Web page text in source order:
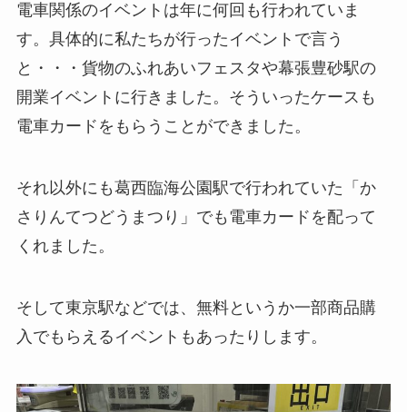
電車関係のイベントは年に何回も行われていま
す。具体的に私たちが行ったイベントで言う
と・・・貨物のふれあいフェスタや幕張豊砂駅の
開業イベントに行きました。そういったケースも
電車カードをもらうことができました。
それ以外にも葛西臨海公園駅で行われていた「か
さりんてつどうまつり」でも電車カードを配って
くれました。
そして東京駅などでは、無料というか一部商品購
入でもらえるイベントもあったりします。